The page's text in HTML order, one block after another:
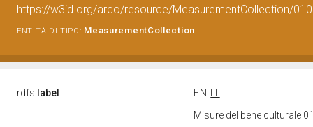
https://w3id.org/arco/resource/MeasurementCollection/
ENTITÀ DI TIPO: MeasurementCollection
rdfs: label EN
IT
Misure del bene culturale